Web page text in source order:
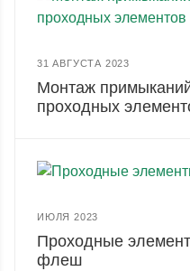
31 АВГУСТА 2023
Монтаж
проходных
ИЮЛЯ 2023
Проходные
флеш